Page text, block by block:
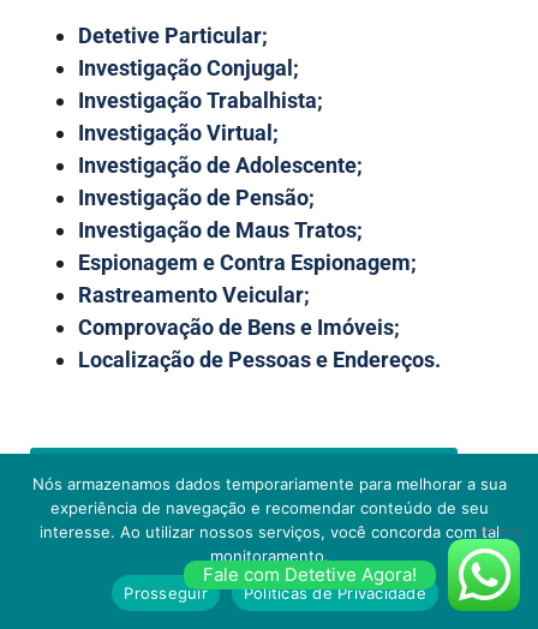
Detetive Particular;
Investigação Conjugal;
Investigação Trabalhista;
Investigação Virtual;
Investigação de Adolescente;
Investigação de Pensão;
Investigação de Maus Tratos;
Espionagem e Contra Espionagem;
Rastreamento Veicular;
Comprovação de Bens e Imóveis;
Localização de Pessoas e Endereços.
SOLICITAR ATENDIMENTO
Fale com Detetive Agora!
Nós armazenamos dados temporariamente para melhorar a sua
experiência de navegação e recomendar conteúdo de seu
interesse. Ao utilizar nossos serviços, você concorda com tal
monitoramento.
Prosseguir
Políticas de Privacidade